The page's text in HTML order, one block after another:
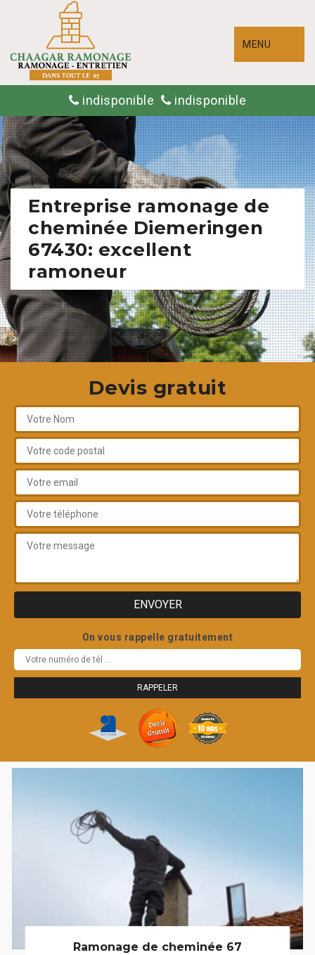
MENU
indisponible indisponible
Entreprise ramonage de
cheminée Diemeringen
67430: excellent
ramoneur
Devis gratuit
On vous rappelle gratuitement
Ramonage de cheminée 67